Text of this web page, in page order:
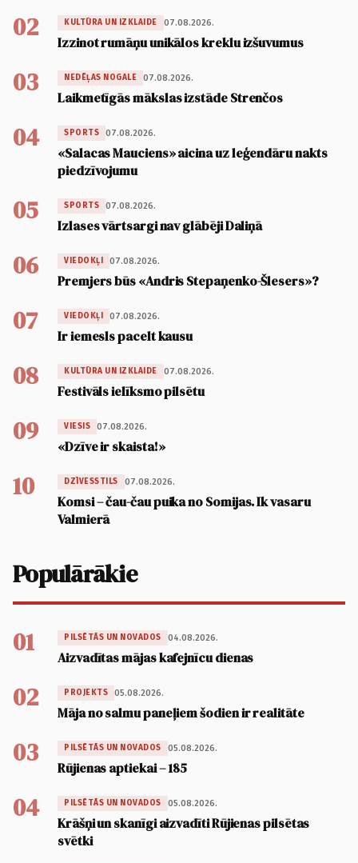
02 KULTŪRA UN IZKLAIDE 07.08.2026.
Izzinot rumāņu unikālos kreklu izšuvumus
03 NEDĒĻAS NOGALE 07.08.2026.
Laikmetīgās mākslas izstāde Strenčos
04 SPORTS 07.08.2026.
«Salacas Mauciens» aicina uz leģendāru nakts
piedzīvojumu
05 SPORTS 07.08.2026.
Izlases vārtsargi nav glābēji Daliņā
06 VIEDOKĻI 07.08.2026.
Premjers būs «Andris Stepaņenko-Šlesers»?
07 VIEDOKĻI 07.08.2026.
Ir iemesls pacelt kausu
08 KULTŪRA UN IZKLAIDE 07.08.2026.
Festivāls ielīksmo pilsētu
09 VIESIS 07.08.2026.
«Dzīve ir skaista!»
10 DZĪVESSTILS 07.08.2026.
Komsi – čau-čau puika no Somijas. Ik vasaru
Valmierā
Populārākie
01 PILSĒTĀS UN NOVADOS 04.08.2026.
Aizvadītas mājas kafejnīcu dienas
02 PROJEKTS 05.08.2026.
Māja no salmu paneļiem šodien ir realitāte
03 PILSĒTĀS UN NOVADOS 05.08.2026.
Rūjienas aptiekai – 185
04 PILSĒTĀS UN NOVADOS 05.08.2026.
Krāšņi un skanīgi aizvadīti Rūjienas pilsētas
svētki